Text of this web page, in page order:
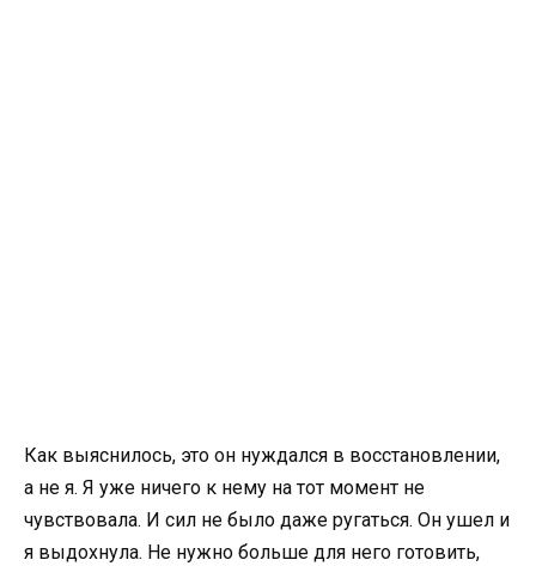
Как выяснилось, это он нуждался в восстановлении,
а не я. Я уже ничего к нему на тот момент не
чувствовала. И сил не было даже ругаться. Он ушел и
я выдохнула. Не нужно больше для него готовить,